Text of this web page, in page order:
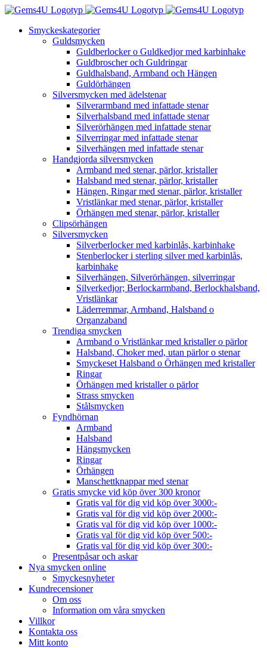
Fortsätt
innehålletSmyckeskategorier
Guldsmycken
Guldberlocker o Guldkedjor med karbinhake
Guldbroscher och Guldringar
Guldhalsband, Armband och Hängen
Guldörhängen
Silversmycken med ädelstenar
Silverarmband med infattade stenar
Silverhalsband med infattade stenar
Silverörhängen med infattade stenar
Silverringar med infattade stenar
Silverhängen med infattade stenar
Handgjorda silversmycken
Armband med stenar, pärlor, kristaller
Halsband med stenar, pärlor, kristaller
Hängen, Ringar med stenar, pärlor, kristaller
Vristlänkar med stenar, pärlor, kristaller
Örhängen med stenar, pärlor, kristaller
Clipsörhängen
Silversmycken
Silverberlocker med karbinlås, karbinhake
Stenberlocker i sterling silver med karbinlås,
karbinhake
Silverhängen, Silverörhängen, silverringar
Silverkedjor; Berlockarmband, Berlockhalsband,
Vristlänkar
Läderremmar, Armband, Halsband o
Organzaband
Trendiga smycken
Armband o Vristlänkar med kristaller o pärlor
Halsband, Choker med, utan pärlor o stenar
Smyckeset Halsband o Örhängen med kristaller
Ringar
Örhängen med kristaller o pärlor
Strass smycken
Stålsmycken
Fyndhörnan
Armband
Halsband
Hängsmycken
Ringar
Örhängen
Manschettknappar med stenar
Gratis smycke vid köp över 300 kronor
Gratis val för dig vid köp över 3000:-
Gratis val för dig vid köp över 2000:-
Gratis val för dig vid köp över 1000:-
Gratis val för dig vid köp över 500:-
Gratis val för dig vid köp över 300:-
Presentpåsar och askar
Nya smycken online
Smyckesnyheter
Kundrecensioner
Om oss
Information om våra smycken
Villkor
Kontakta oss
Mitt konto